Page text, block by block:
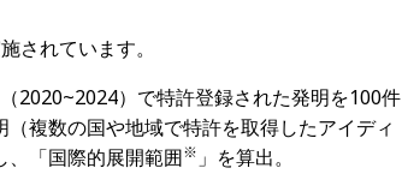
されています。
2020~2024）で特許登録された発明を100件
複数の国や地域で特許を取得したアイディ
、「国際的展開範囲※ 」を算出。